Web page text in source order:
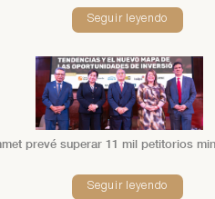
Seguir leyendo
prevé superar 11 mil petitorios
Seguir leyendo